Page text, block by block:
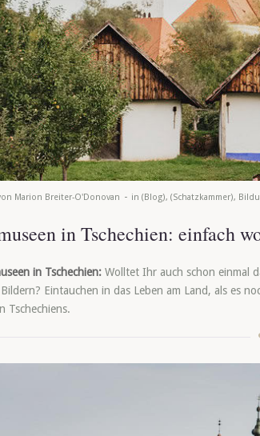
Marion Breiter-O'Donovan - in (Blog), (Schatzkammer),
in Tschechien: einfach
in Tschechien: Wolltet Ihr auch schon einmal
Eintauchen in das Leben am Land, als es
Tschechiens.